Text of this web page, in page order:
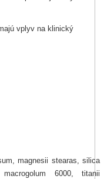
vplyv na klinický
magnesii stearas, silica
macrogolum 6000, titanii